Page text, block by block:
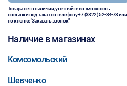
Товара нет в наличии, уточняйте возможность
поставки под заказ по телефону+7 (3822) 52-34-73или
по кнопке "Заказать звонок"
Наличие в магазинах
Комсомольский
Шевченко